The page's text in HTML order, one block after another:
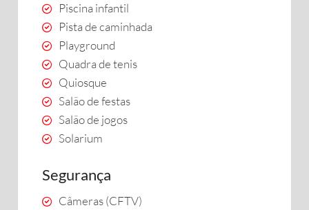
Piscina infantil
Pista de caminhada
Playground
Quadra de tenis
Quiosque
Salão de festas
Salão de jogos
Solarium
Segurança
Câmeras (CFTV)